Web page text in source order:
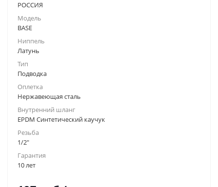
РОССИЯ
Модель
BASE
Ниппель
Латунь
Тип
Подводка
Оплетка
Нержавеющая сталь
Внутренний шланг
EPDM Синтетический каучук
Резьба
1/2"
Гарантия
10 лет